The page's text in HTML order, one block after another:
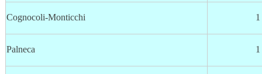
Cognocoli-Monticchi 1
Palneca 1